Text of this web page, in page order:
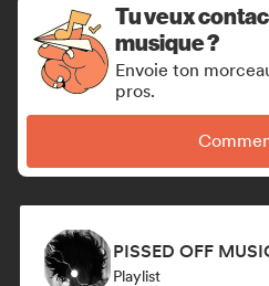
Tu veux
musique ?
Envoie ton
pros.
PISSED OFF
Playlist